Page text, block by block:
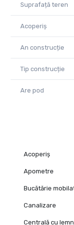
Suprafață teren
Acoperiș
An construcție
Tip construcție
Are pod
Acoperiș
Apometre
Bucătărie
Canalizare
Centrală cu